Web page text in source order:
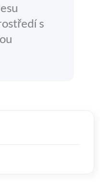
s